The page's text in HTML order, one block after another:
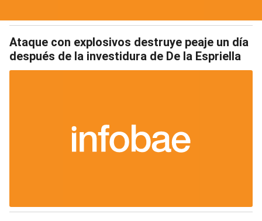
Ataque con explosivos destruye peaje un día
después de la investidura de De la Espriella